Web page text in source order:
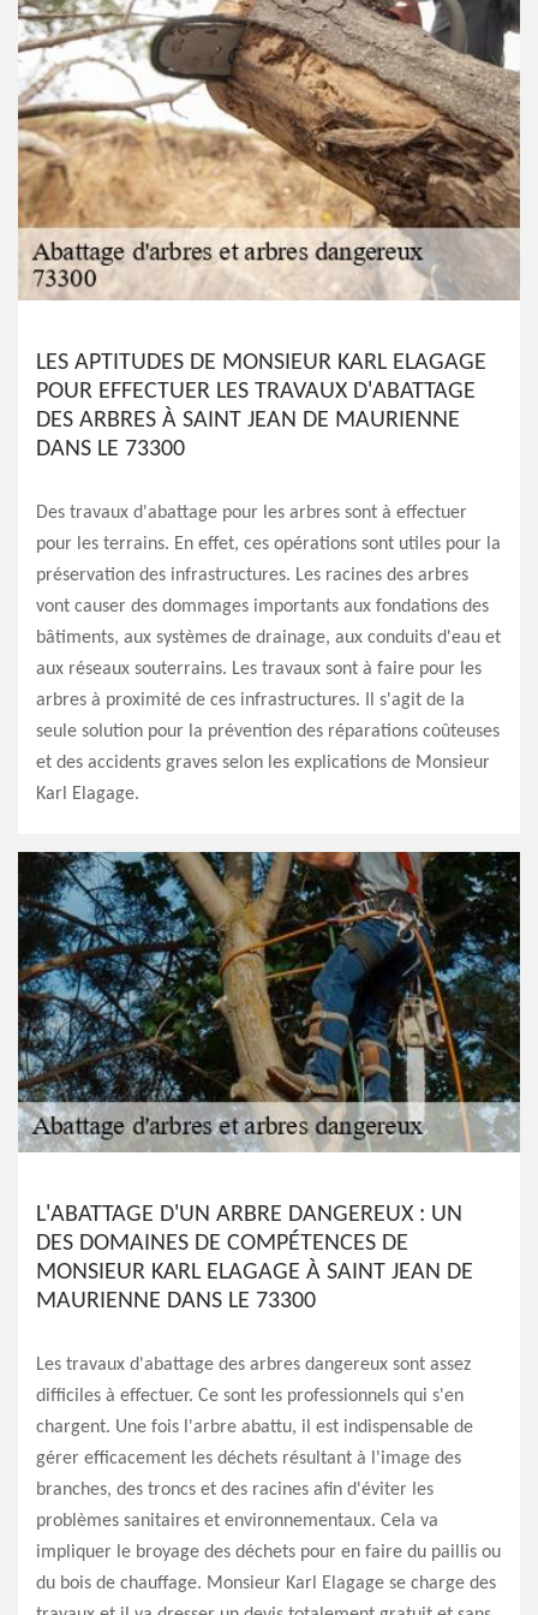
LES APTITUDES DE MONSIEUR KARL ELAGAGE
POUR EFFECTUER LES TRAVAUX D'ABATTAGE
DES ARBRES À SAINT JEAN DE MAURIENNE
DANS LE 73300
Des travaux d'abattage pour les arbres sont à effectuer
pour les terrains. En effet, ces opérations sont utiles pour la
préservation des infrastructures. Les racines des arbres
vont causer des dommages importants aux fondations des
bâtiments, aux systèmes de drainage, aux conduits d'eau et
aux réseaux souterrains. Les travaux sont à faire pour les
arbres à proximité de ces infrastructures. Il s'agit de la
seule solution pour la prévention des réparations coûteuses
et des accidents graves selon les explications de Monsieur
Karl Elagage.
L'ABATTAGE D'UN ARBRE DANGEREUX : UN
DES DOMAINES DE COMPÉTENCES DE
MONSIEUR KARL ELAGAGE À SAINT JEAN DE
MAURIENNE DANS LE 73300
Les travaux d'abattage des arbres dangereux sont assez
difficiles à effectuer. Ce sont les professionnels qui s'en
chargent. Une fois l'arbre abattu, il est indispensable de
gérer efficacement les déchets résultant à l'image des
branches, des troncs et des racines afin d'éviter les
problèmes sanitaires et environnementaux. Cela va
impliquer le broyage des déchets pour en faire du paillis ou
du bois de chauffage. Monsieur Karl Elagage se charge des